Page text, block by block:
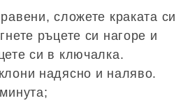
сложете краката си
ръцете си нагоре и
си в ключалка.
надясно и наляво.